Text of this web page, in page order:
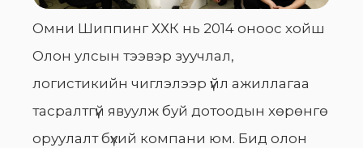
Омни Шиппинг ХХК нь 2014 оноос хойш
Олон улсын тээвэр зуучлал,
логистикийн чиглэлээр үйл ажиллагаа
тасралтгүй явуулж буй дотоодын хөрөнгө
оруулалт бүхий компани юм. Бид олон